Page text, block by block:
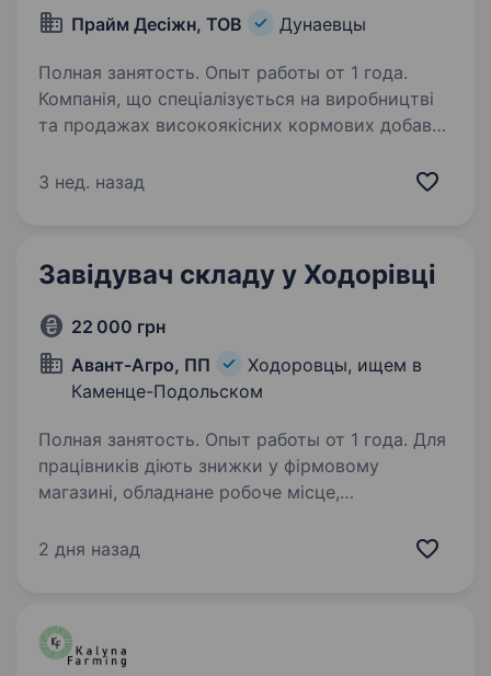
Прайм Десіжн, ТОВ
Дунаевцы
Полная занятость. Опыт работы от 1 года.
Компанія, що спеціалізується на виробництві
та продажах високоякісних кормових добавок
на роботу завідувача складу-магазину (він же
3 нед. назад
Завідувач складу у Ходорівці
22 000 грн
Авант-Агро, ПП
Ходоровцы, ищем в
Каменце-Подольском
Полная занятость. Опыт работы от 1 года. Для
працівників діють знижки у фірмовому
магазині, обладнане робоче місце,
офіційне працевлаштування; гідну оплату
2 дня назад